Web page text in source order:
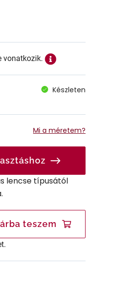
vonatkozik.
Készleten
Mi a méretem?
lencse típusától
teszem